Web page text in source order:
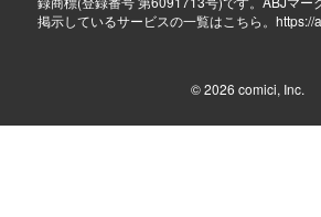
掲示しているサービスの一覧はこちら。 https://
© 2026 comici, Inc.